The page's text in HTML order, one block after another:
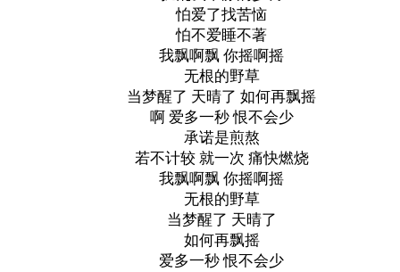
怕爱了找苦恼
怕不爱睡不著
我飘啊飘 你摇啊摇
无根的野草
当梦醒了 天晴了 如何再飘摇
啊 爱多一秒 恨不会少
承诺是煎熬
若不计较 就一次 痛快燃烧
我飘啊飘 你摇啊摇
无根的野草
当梦醒了 天晴了
如何再飘摇
爱多一秒 恨不会少